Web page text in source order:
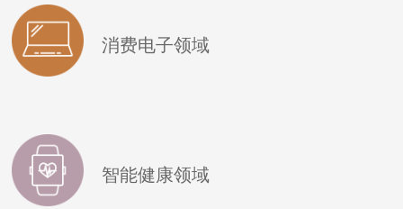
消费电子领域
智能健康领域